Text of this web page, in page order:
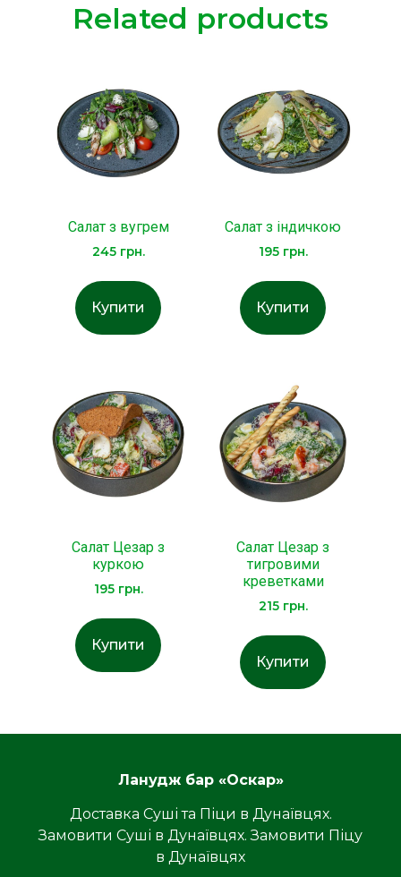
Related products
Салат з вугрем
245 грн.
Купити
Салат з індичкою
195 грн.
Купити
Салат Цезар з
куркою
195 грн.
Купити
Салат Цезар з
тигровими
креветками
215 грн.
Купити
Ланудж бар «Оскар»
Доставка Суші та Піци в Дунаївцях.
Замовити Суші в Дунаївцях. Замовити Піцу
в Дунаївцях